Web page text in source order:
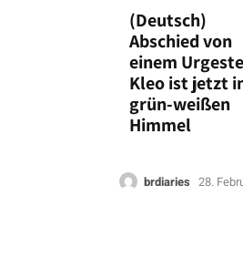
(Deutsch)
Abschied von
einem
Kleo ist jetzt
grün-weißen
Himmel
brdiaries 28.